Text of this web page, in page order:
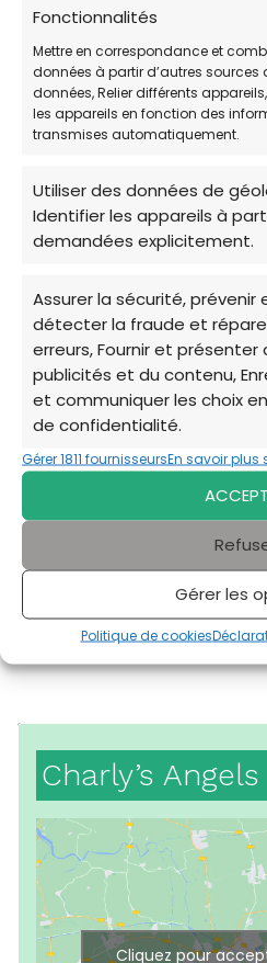
Fonctionnalités
Mettre en correspondance et
données à partir d’autres sources
données, Relier différents
les appareils en fonction des
transmises automatiquement.
Utiliser des données de
Identifier les appareils à
demandées explicitement.
Assurer la sécurité, prévenir
détecter la fraude et
erreurs, Fournir et présenter
publicités et du contenu,
et communiquer les choix
de confidentialité.
Gérer 1811 fournisseursEn savoir plus
Gérer les
Politique de cookies
narbonne
Avis des clients
4.6 / 5 (plus de 281
JOUR
Mardi
14:00-
Mercredi
14:00-
Jeudi
14:00-
Vendredi
14:00-
14:00-
14:00-
Charly’s Angels
Cliquez pour